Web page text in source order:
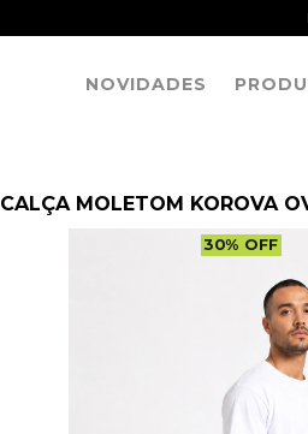
NOVIDADES
CALÇA MOLETOM KOROVA
30% OFF